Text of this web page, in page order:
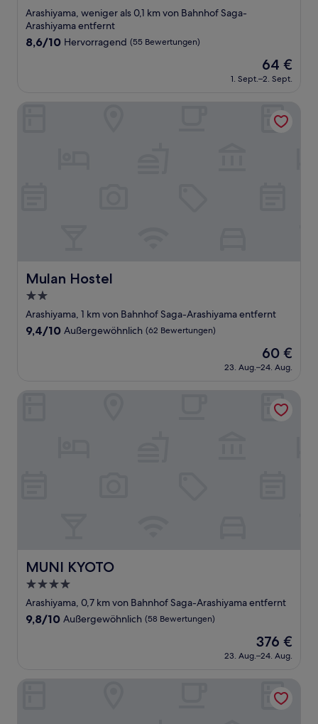
Sterne-
Unterkunft
Arashiyama, weniger als 0,1 km von Bahnhof Saga-
Arashiyama entfernt
8.6
Bewertungen)
8,6/10 Hervorragend (55 Bewertungen)
Der
Preis
beträgt
64 €
1. Sept.–2. Sept.
Mulan Hostel
Mulan Hostel
2.0-
Sterne-
Unterkunft
Arashiyama, 1 km von Bahnhof Saga-Arashiyama entfernt
9.4
Bewertungen)
9,4/10 Außergewöhnlich (62 Bewertungen)
Der
Preis
beträgt
60 €
23. Aug.–24. Aug.
MUNI KYOTO
MUNI KYOTO
4.0-
Sterne-
Unterkunft
Arashiyama, 0,7 km von Bahnhof Saga-Arashiyama entfernt
9.8
Bewertungen)
9,8/10 Außergewöhnlich (58 Bewertungen)
Der
Preis
beträgt
376 €
23. Aug.–24. Aug.